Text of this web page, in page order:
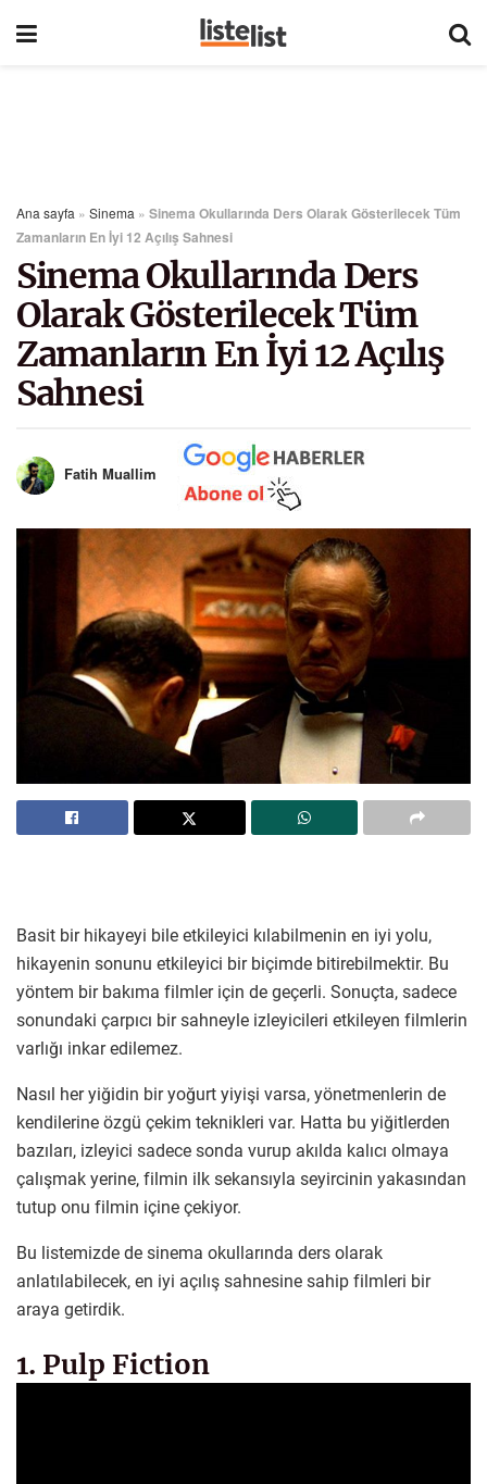
Ana sayfa » Sinema » Sinema Okullarında Ders Olarak Gösterilecek Tüm
Zamanların En İyi 12 Açılış Sahnesi
Sinema Okullarında Ders
Olarak Gösterilecek Tüm
Zamanların En İyi 12 Açılış
Sahnesi
Fatih Muallim
Basit bir hikayeyi bile etkileyici kılabilmenin en iyi yolu,
hikayenin sonunu etkileyici bir biçimde bitirebilmektir. Bu
yöntem bir bakıma filmler için de geçerli. Sonuçta, sadece
sonundaki çarpıcı bir sahneyle izleyicileri etkileyen filmlerin
varlığı inkar edilemez.
Nasıl her yiğidin bir yoğurt yiyişi varsa, yönetmenlerin de
kendilerine özgü çekim teknikleri var. Hatta bu yiğitlerden
bazıları, izleyici sadece sonda vurup akılda kalıcı olmaya
çalışmak yerine, filmin ilk sekansıyla seyircinin yakasından
tutup onu filmin içine çekiyor.
Bu listemizde de sinema okullarında ders olarak
anlatılabilecek, en iyi açılış sahnesine sahip filmleri bir
araya getirdik.
1. Pulp Fiction